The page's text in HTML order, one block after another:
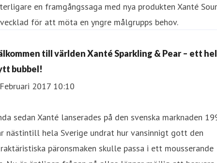
en framgångssaga med nya produkten Xanté
för att möta en yngre målgrupps behov.
till världen Xanté Sparkling & Pear – ett
bubbel!
2017 10:10
sedan Xanté lanserades på den svenska marknaden
nästintill hela Sverige undrat hur vansinnigt gott den
päronsmaken skulle passa i ett mousserande